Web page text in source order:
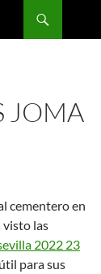
JOMA
cementero en
visto las
2022 23
para sus